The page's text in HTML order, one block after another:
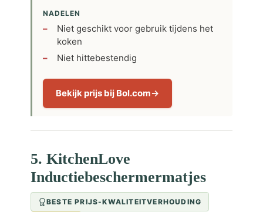
NADELEN
Niet geschikt voor gebruik tijdens het
koken
Niet hittebestendig
Bekijk prijs bij Bol.com
5. KitchenLove
Inductiebeschermermatjes
BESTE PRIJS-KWALITEITVERHOUDING